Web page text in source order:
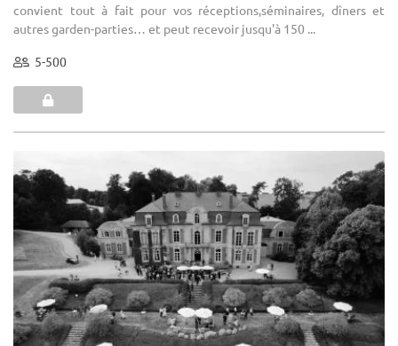
convient tout à fait pour vos réceptions,séminaires, dîners et
autres garden-parties… et peut recevoir jusqu'à 150 ...
5-500